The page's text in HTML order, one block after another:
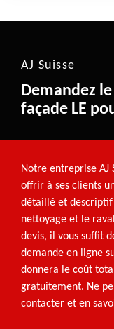
AJ Suisse
Demandez
façade LE
Notre entreprise AJ
offrir à ses clients
détaillé et descriptif
nettoyage et le
devis, il vous suffit
demande en ligne
donnera le coût
gratuitement. Ne
contacter et en